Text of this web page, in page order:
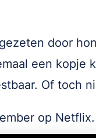
door
een kopje
Of toch
op